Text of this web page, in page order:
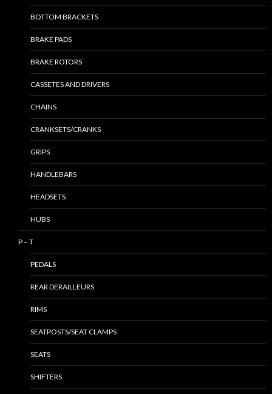
BOTTOM BRACKETS
BRAKE PADS
BRAKE ROTORS
CASSETES AND DRIVERS
CHAINS
CRANKSETS/CRANKS
GRIPS
HANDLEBARS
HEADSETS
HUBS
P – T
PEDALS
REAR DERAILLEURS
RIMS
SEATPOSTS/SEAT CLAMPS
SEATS
SHIFTERS